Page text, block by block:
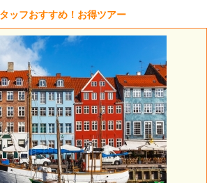
ッフおすすめ！お得ツアー